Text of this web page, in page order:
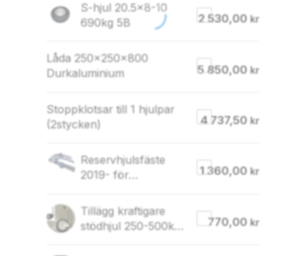
S-hjul 20.5×8-10
690kg 5B
2 530,00 kr
Låda 250x250x800
Durkaluminium
5 850,00 kr
Stoppklotsar till 1 hjulpar
(2stycken)
4 737,50 kr
Reservhjulsfäste
2019- för
1 360,00 kr
Tillägg kraftigare
stödhjul 250-500kg
770,00 kr